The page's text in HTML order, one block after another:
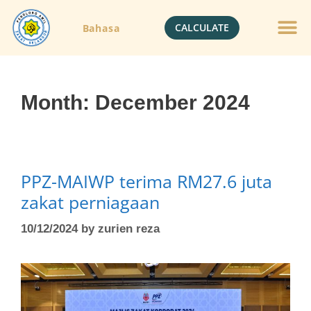
Bahasa CALCULATE
Month: December 2024
PPZ-MAIWP terima RM27.6 juta
zakat perniagaan
10/12/2024 by zurien reza